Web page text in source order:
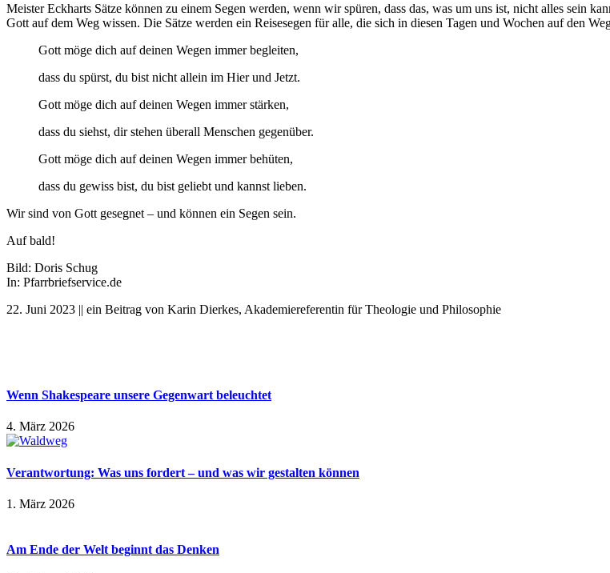
Meister Eckharts Sätze können zu einem Segen werden, wenn wir spüren, dass das, was um uns ist, nicht alles sein
Gott auf dem Weg wissen. Die Sätze werden ein Reisesegen für alle, die sich in diesen Tagen und Wochen auf den
Gott möge dich auf deinen Wegen immer begleiten,
dass du spürst, du bist nicht allein im Hier und Jetzt.
Gott möge dich auf deinen Wegen immer stärken,
dass du siehst, dir stehen überall Menschen gegenüber.
Gott möge dich auf deinen Wegen immer behüten,
dass du gewiss bist, du bist geliebt und kannst lieben.
Wir sind von Gott gesegnet – und können ein Segen sein.
Auf bald!
Bild: Doris Schug
In: Pfarrbriefservice.de
22. Juni 2023 || ein Beitrag von Karin Dierkes, Akademiereferentin für Theologie und Philosophie
Wenn Shakespeare unsere Gegenwart beleuchtet
4. März 2026
Verantwortung: Was uns fordert – und was wir gestalten können
1. März 2026
Am Ende der Welt beginnt das Denken